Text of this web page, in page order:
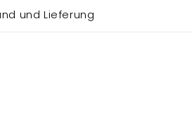
und Lieferung